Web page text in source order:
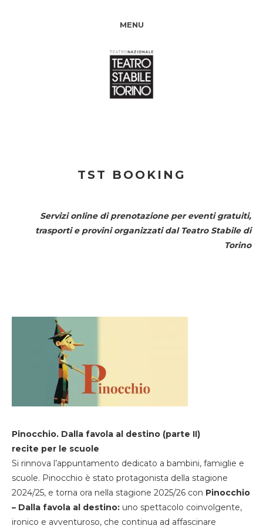
MENU
TST BOOKING
Servizi online di prenotazione per eventi gratuiti,
trasporti e provini organizzati dal Teatro Stabile di
Torino
Pinocchio. Dalla favola al destino (parte II)
recite per le scuole
Si rinnova l’appuntamento dedicato a bambini, famiglie e
scuole. Pinocchio è stato protagonista della stagione
2024/25, e torna ora nella stagione 2025/26 con Pinocchio
– Dalla favola al destino: uno spettacolo coinvolgente,
ironico e avventuroso, che continua ad affascinare